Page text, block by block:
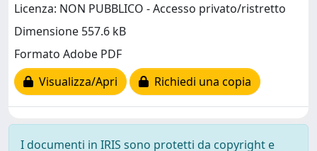
Licenza: NON PUBBLICO - Accesso privato/ristretto
Dimensione 557.6 kB
Formato Adobe PDF
Visualizza/Apri
Richiedi una copia
I documenti in IRIS sono protetti da copyright e